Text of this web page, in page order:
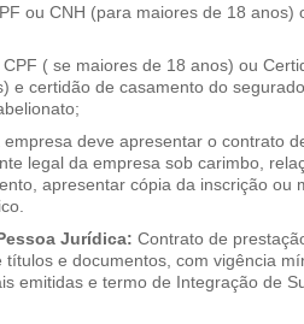
ou CNH (para maiores de 18 anos)
( se maiores de 18 anos) ou
e certidão de casamento do
empresa deve apresentar o contrato
legal da empresa sob carimbo,
apresentar cópia da inscrição ou
Jurídica: Contrato de
e documentos, com vigência
emitidas e termo de Integração de